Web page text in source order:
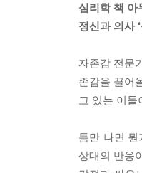
심리학 책 아
정신과 의사
자존감 전문
존감을 끌어
고 있는 이
틈만 나면
상대의 반응